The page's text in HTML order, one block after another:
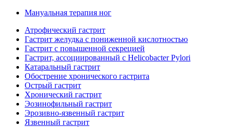
Мануальная терапия ног
Атрофический гастрит
Гастрит желудка с пониженной кислотностью
Гастрит с повышенной секрецией
Гастрит, ассоциированный с Helicobacter Pylori
Катаральный гастрит
Обострение хронического гастрита
Острый гастрит
Хронический гастрит
Эозинофильный гастрит
Эрозивно-язвенный гастрит
Язвенный гастрит